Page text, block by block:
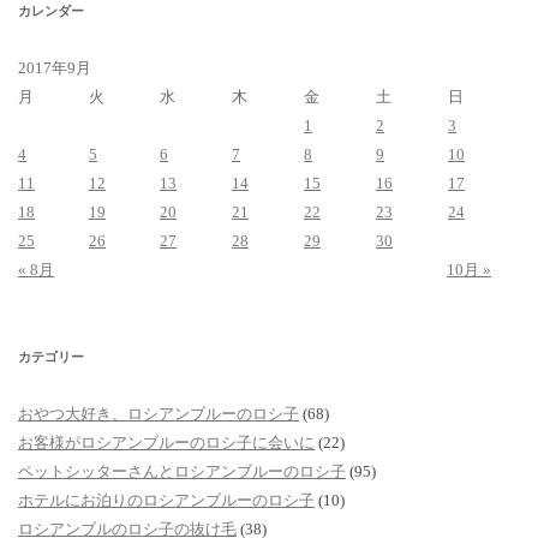
カレンダー
2017年9月
月
火 水 木 金 土
日
1
2
3
4
5 6 7 8 9
10
11
12 13 14 15 16
17
18
19 20 21 22 23
24
25
26 27 28 29
30
« 8月
10月 »
カテゴリー
おやつ大好き、ロシアンブルーのロシ子 (68)
お客様がロシアンブルーのロシ子に会いに (22)
ペットシッターさんとロシアンブルーのロシ子 (95)
ホテルにお泊りのロシアンブルーのロシ子 (10)
ロシアンブルのロシ子の抜け毛 (38)